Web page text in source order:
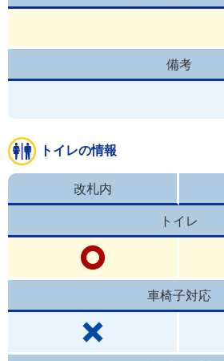
備考
トイレの情報
改札内
トイレ
車椅子対応